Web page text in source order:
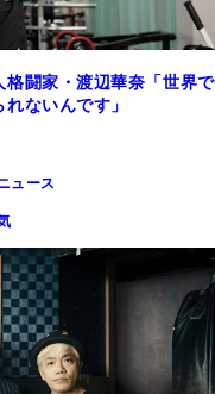
闘家・渡辺華奈「世界で
ないんです」
ュース